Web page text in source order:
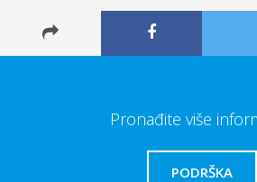
Pronađite više
PODRŠKA